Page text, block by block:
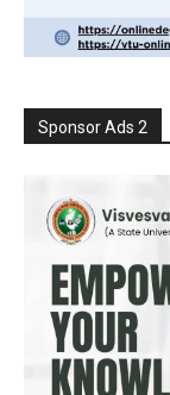
Sponsor Ads 2